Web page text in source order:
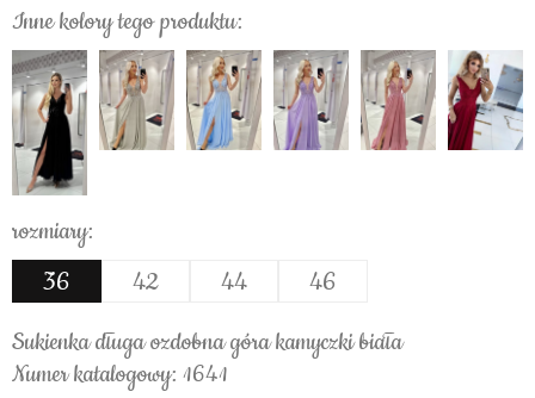
Inne kolory tego produktu:
rozmiary:
36 42 44 46
Sukienka długa ozdobna góra kamyczki biała
Numer katalogowy: 1641